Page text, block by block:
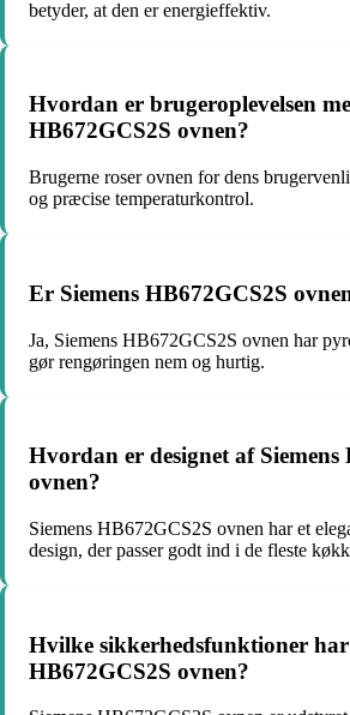
betyder, at den er energieffektiv.
Hvordan er brugeroplevelsen
HB672GCS2S ovnen?
Brugerne roser ovnen for dens
og præcise temperaturkontrol.
Er Siemens HB672GCS2S
Ja, Siemens HB672GCS2S ovnen har
gør rengøringen nem og hurtig.
Hvordan er designet af Siemens
ovnen?
Siemens HB672GCS2S ovnen har et
design, der passer godt ind i de fleste
Hvilke sikkerhedsfunktioner har
HB672GCS2S ovnen?